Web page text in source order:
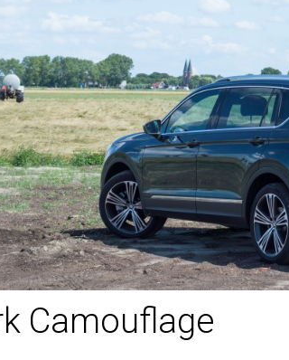
Camouflage